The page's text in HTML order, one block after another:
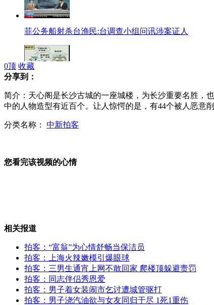
菲公务船射杀台渔民:台调查小组问讯涉案证人
救护车加油被拒致伤员途中死亡 中石化致歉
女子骑电动车闯红灯被撞飞
拍客：上海火辣嫩模引爆眼球
0顶 收藏
分享到：
简介：天心阁是长沙古城的一座城楼，为长沙重要名胜，
中的人物造型有近百个。让人惊愕的是，有44个被人恶意
分类名称： 中新拍客
您看完该视频的心情
相关报道
拍客：“富翁”为心情舒畅当保洁员
拍客：上海火辣嫩模引爆眼球
拍客：三男生通宵上网不敢回家 爬楼顶躲避责罚
拍客：同志伴侣秀恩爱
拍客：男子着女装闹市乞讨遭城管驱打
拍客：男子浇汽油欲与女友同归于尽 1死1重伤